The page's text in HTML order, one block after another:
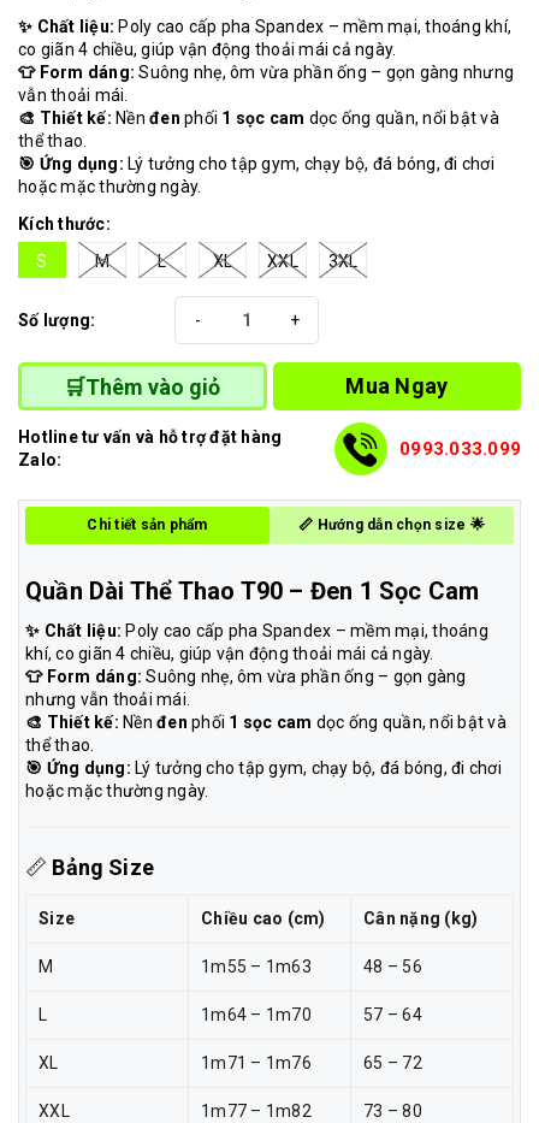
✨ Chất liệu: Poly cao cấp pha Spandex – mềm mại, thoáng khí,
co giãn 4 chiều, giúp vận động thoải mái cả ngày.
👕 Form dáng: Suông nhẹ, ôm vừa phần ống – gọn gàng nhưng
vẫn thoải mái.
🎨 Thiết kế: Nền đen phối 1 sọc cam dọc ống quần, nổi bật và
thể thao.
🎯 Ứng dụng: Lý tưởng cho tập gym, chạy bộ, đá bóng, đi chơi
hoặc mặc thường ngày.
Kích thước:
S
M L XL XXL 3XL
Số lượng: +
-
🛒Thêm vào giỏ Mua Ngay
Hotline tư vấn và hỗ trợ đặt hàng
Zalo:
0993.033.099
Chi tiết sản phẩm 📏 Hướng dẫn chọn size 🌟
Quần Dài Thể Thao T90 – Đen 1 Sọc Cam
✨ Chất liệu: Poly cao cấp pha Spandex – mềm mại, thoáng
khí, co giãn 4 chiều, giúp vận động thoải mái cả ngày.
👕 Form dáng: Suông nhẹ, ôm vừa phần ống – gọn gàng
nhưng vẫn thoải mái.
🎨 Thiết kế: Nền đen phối 1 sọc cam dọc ống quần, nổi bật và
thể thao.
🎯 Ứng dụng: Lý tưởng cho tập gym, chạy bộ, đá bóng, đi chơi
hoặc mặc thường ngày.
📏 Bảng Size
Size Chiều cao (cm) Cân nặng (kg)
M 1m55 – 1m63 48 – 56
L 1m64 – 1m70 57 – 64
XL 1m71 – 1m76 65 – 72
XXL 1m77 – 1m82 73 – 80